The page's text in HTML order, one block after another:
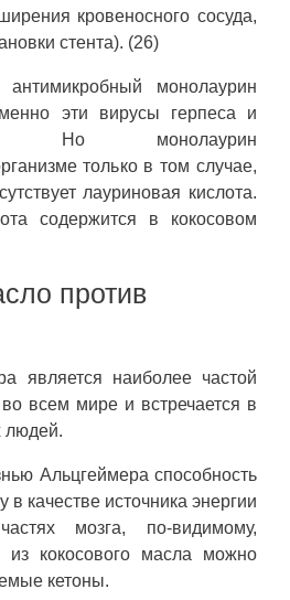
кровеносного сосуда,
стента). (26)
монолаурин
эти вирусы герпеса и
Но монолаурин
только в том случае,
лауриновая кислота.
содержится в кокосовом
против
является наиболее частой
всем мире и встречается в
людей.
Альцгеймера способность
в качестве источника энергии
мозга, по-видимому,
из кокосового масла можно
кетоны.